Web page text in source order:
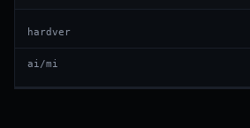
hardver
ai/mi